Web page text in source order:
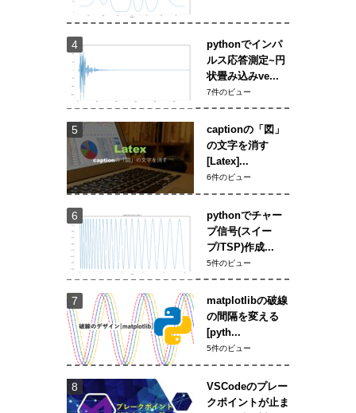
pythonでインパ
ルス応答測定~円
状畳み込みve...
7件のビュー
captionの「図」
の文字を消す
[Latex]...
6件のビュー
pythonでチャー
プ信号(スイー
プ/TSP)作成...
5件のビュー
matplotlibの破線
の間隔を変える
[pyth...
5件のビュー
VSCodeのプレー
クポイントが止ま